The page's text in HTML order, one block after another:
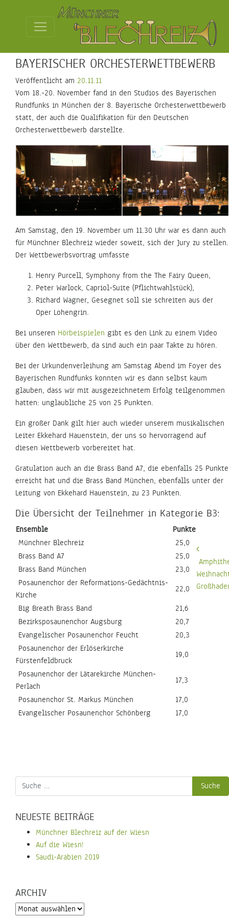
BAYERISCHER ORCHESTERWETTBEWERB
Veröffentlicht am 20.11.11
Vom 18.-20. November fand in den Studios des Bayerischen
Rundfunks in München der 8. Bayerische Orchesterwettbewerb
statt, der auch die Qualifikation für den Deutschen
Orchesterwettbewerb darstellte.
Am Samstag, den 19. November um 11.30 Uhr war es dann auch
für Münchner Blechreiz wieder soweit, sich der Jury zu stellen.
Der Wettbewerbsvortrag umfasste
Henry Purcell, Symphony from the The Fairy Queen,
Peter Warlock, Capriol-Suite (Pflichtwahlstück),
Richard Wagner, Gesegnet soll sie schreiten aus der
Oper Lohengrin.
Bei unseren Hörbeispielen gibt es den Link zu einem Video
über den Wettbewerb, da sind auch ein paar Takte zu hören.
Bei der Urkundenverleihung am Samstag Abend im Foyer des
Bayerischen Rundfunks konnten wir es dann selbst kaum
glauben, dass wir mit ausgezeichnetem Erfolg teilgenommen
hatten: unglaubliche 25 von 25 Punkten.
Ein großer Dank gilt hier auch wieder unserem musikalischen
Leiter Ekkehard Hauenstein, der uns so hervorragend auf
diesen Wettbewerb vorbereitet hat.
Gratulation auch an die Brass Band A7, die ebenfalls 25 Punkte
erreicht hat und die Brass Band München, ebenfalls unter der
Leitung von Ekkehard Hauenstein, zu 23 Punkten.
Die Übersicht der Teilnehmer in Kategorie B3:
Ensemble
Punkte
Münchner Blechreiz
25,0
Brass Band A7
25,0
Brass Band München
23,0
Posaunenchor der Reformations-Gedächtnis-
Kirche
22,0
Big Breath Brass Band
21,6
Bezirksposaunenchor Augsburg
20,7
Evangelischer Posaunenchor Feucht
20,3
Posaunenchor der Erlöserkirche
Fürstenfeldbruck
19,0
Posaunenchor der Lätarekirche München-
Perlach
17,3
Posaunenchor St. Markus München
17,0
Evangelischer Posaunenchor Schönberg
17,0
Beitrags-
Navigation
NEUESTE BEITRÄGE
Münchner Blechreiz auf der Wiesn
Auf die Wiesn!
Saudi-Arabien 2019
ARCHIV
Archiv